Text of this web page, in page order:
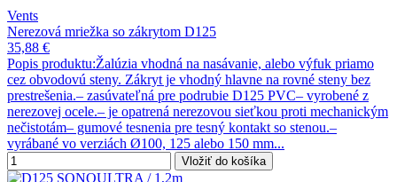
Vents
Nerezová mriežka so zákrytom D125
35,88 €
Popis produktu:Žalúzia vhodná na nasávanie, alebo výfuk priamo
cez obvodovú steny. Zákryt je vhodný hlavne na rovné steny bez
prestrešenia.– zasúvateľná pre podrubie D125 PVC– vyrobené z
nerezovej ocele.– je opatrená nerezovou sieťkou proti mechanickým
nečistotám– gumové tesnenia pre tesný kontakt so stenou.–
vyrábané vo verziách Ø100, 125 alebo 150 mm...
Vložiť do košíka